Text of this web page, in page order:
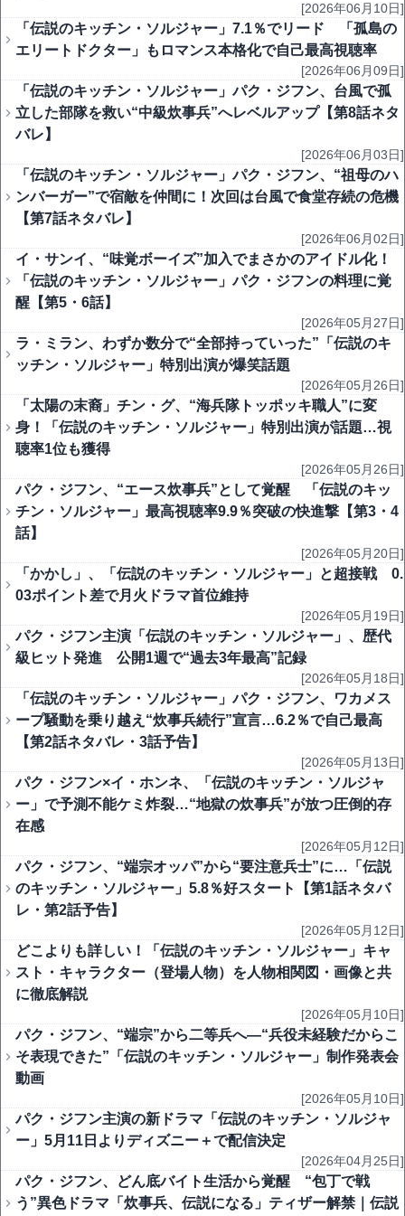
[2026年06月10日]
「伝説のキッチン・ソルジャー」7.1％でリード 「孤島の
エリートドクター」もロマンス本格化で自己最高視聴率
[2026年06月09日]
「伝説のキッチン・ソルジャー」パク・ジフン、台風で孤
立した部隊を救い“中級炊事兵”へレベルアップ【第8話ネタ
バレ】
[2026年06月03日]
「伝説のキッチン・ソルジャー」パク・ジフン、“祖母のハ
ンバーガー”で宿敵を仲間に！次回は台風で食堂存続の危機
【第7話ネタバレ】
[2026年06月02日]
イ・サンイ、“味覚ボーイズ”加入でまさかのアイドル化！
「伝説のキッチン・ソルジャー」パク・ジフンの料理に覚
醒【第5・6話】
[2026年05月27日]
ラ・ミラン、わずか数分で“全部持っていった”「伝説のキ
ッチン・ソルジャー」特別出演が爆笑話題
[2026年05月26日]
「太陽の末裔」チン・グ、“海兵隊トッポッキ職人”に変
身！「伝説のキッチン・ソルジャー」特別出演が話題…視
聴率1位も獲得
[2026年05月26日]
パク・ジフン、“エース炊事兵”として覚醒 「伝説のキッ
チン・ソルジャー」最高視聴率9.9％突破の快進撃【第3・4
話】
[2026年05月20日]
「かかし」、「伝説のキッチン・ソルジャー」と超接戦 0.
03ポイント差で月火ドラマ首位維持
[2026年05月19日]
パク・ジフン主演「伝説のキッチン・ソルジャー」、歴代
級ヒット発進 公開1週で“過去3年最高”記録
[2026年05月18日]
「伝説のキッチン・ソルジャー」パク・ジフン、ワカメス
ープ騒動を乗り越え“炊事兵続行”宣言…6.2％で自己最高
【第2話ネタバレ・3話予告】
[2026年05月13日]
パク・ジフン×イ・ホンネ、「伝説のキッチン・ソルジャ
ー」で予測不能ケミ炸裂…“地獄の炊事兵”が放つ圧倒的存
在感
[2026年05月12日]
パク・ジフン、“端宗オッパ”から“要注意兵士”に…「伝説
のキッチン・ソルジャー」5.8％好スタート【第1話ネタバ
レ・第2話予告】
[2026年05月12日]
どこよりも詳しい！「伝説のキッチン・ソルジャー」キャ
スト・キャラクター（登場人物）を人物相関図・画像と共
に徹底解説
[2026年05月10日]
パク・ジフン、“端宗”から二等兵へ―“兵役未経験だからこ
そ表現できた”「伝説のキッチン・ソルジャー」制作発表会
動画
[2026年05月10日]
パク・ジフン主演の新ドラマ「伝説のキッチン・ソルジャ
ー」5月11日よりディズニー＋で配信決定
[2026年04月25日]
パク・ジフン、どん底バイト生活から覚醒 “包丁で戦
う”異色ドラマ「炊事兵、伝説になる」ティザー解禁｜伝説